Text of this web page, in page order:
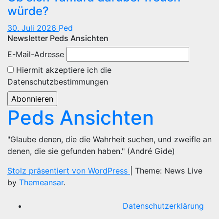
würde?
30. Juli 2026 Ped
Newsletter Peds Ansichten
E-Mail-Adresse
Hiermit akzeptiere ich die
Datenschutzbestimmungen
Peds Ansichten
"Glaube denen, die die Wahrheit suchen, und zweifle an
denen, die sie gefunden haben." (André Gide)
Stolz präsentiert von WordPress
Theme: News Live
by Themeansar.
Datenschutzerklärung